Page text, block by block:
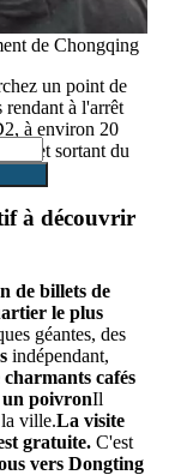
de Chongqing
un point de
rendant à l'arrêt
à environ 20
et sortant du
à découvrir
de billets de
le plus
géantes, des
indépendant,
charmants cafés
un poivronIl
ville.La visite
gratuite. C'est
vers Dongting